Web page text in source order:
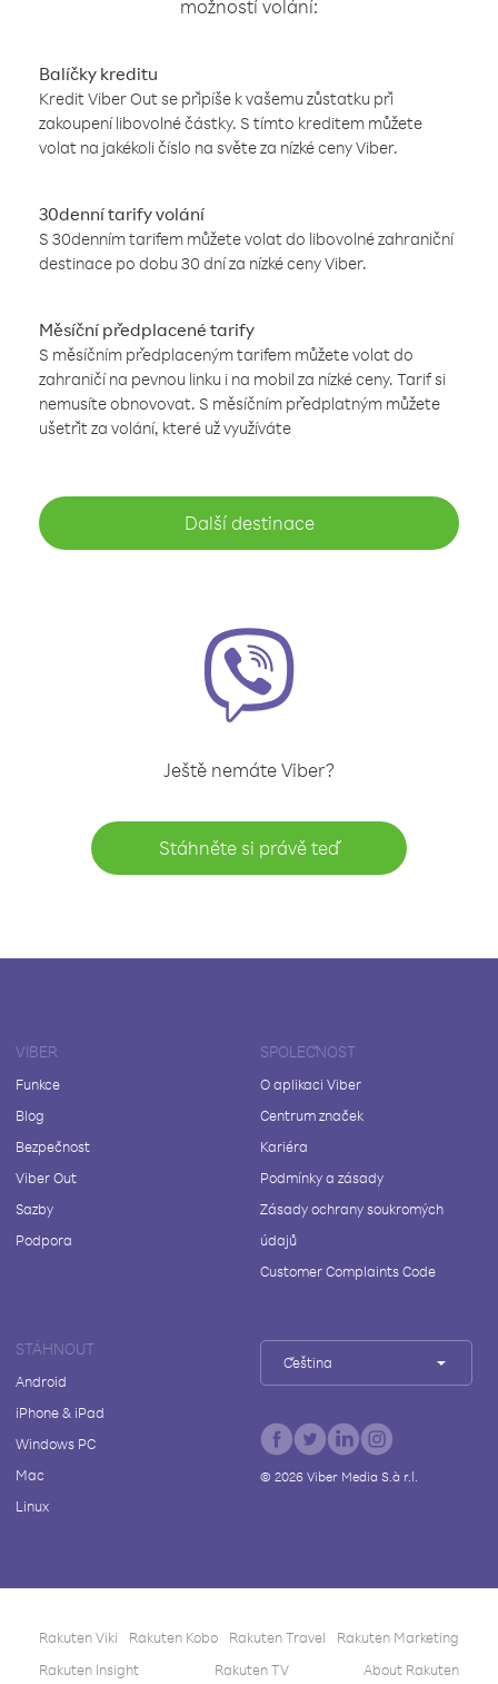
možností volání:
Balíčky kreditu
Kredit Viber Out se připíše k vašemu zůstatku při
zakoupení libovolné částky. S tímto kreditem můžete
volat na jakékoli číslo na světe za nízké ceny Viber.
30denní tarify volání
S 30denním tarifem můžete volat do libovolné zahraniční
destinace po dobu 30 dní za nízké ceny Viber.
Měsíční předplacené tarify
S měsíčním předplaceným tarifem můžete volat do
zahraničí na pevnou linku i na mobil za nízké ceny. Tarif si
nemusíte obnovovat. S měsíčním předplatným můžete
ušetřit za volání, které už využíváte
Další destinace
Ještě nemáte Viber?
Stáhněte si právě teď
VIBER
Funkce
Blog
Bezpečnost
Viber Out
Sazby
Podpora
SPOLEČNOST
O aplikaci Viber
Centrum značek
Kariéra
Podmínky a zásady
Zásady ochrany soukromých
údajů
Customer Complaints Code
STÁHNOUT
Android
iPhone & iPad
Windows PC
Mac
Linux
Čeština
© 2026Viber Media S.à r.l.
Rakuten Viki Rakuten Kobo Rakuten Travel
Rakuten Marketing
Rakuten Insight
Rakuten TV About Rakuten